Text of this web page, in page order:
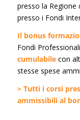
presso la
presso i Fondi
Il bonus
Fondi
cumulabilecon
stesse spese
> Tutti i corsi
ammissibili al